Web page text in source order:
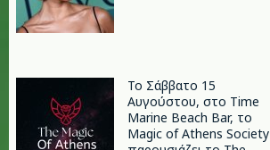
Το Σάββατο 15
Αυγούστου, στο Time
Marine Beach Bar, το
Magic of Athens Society